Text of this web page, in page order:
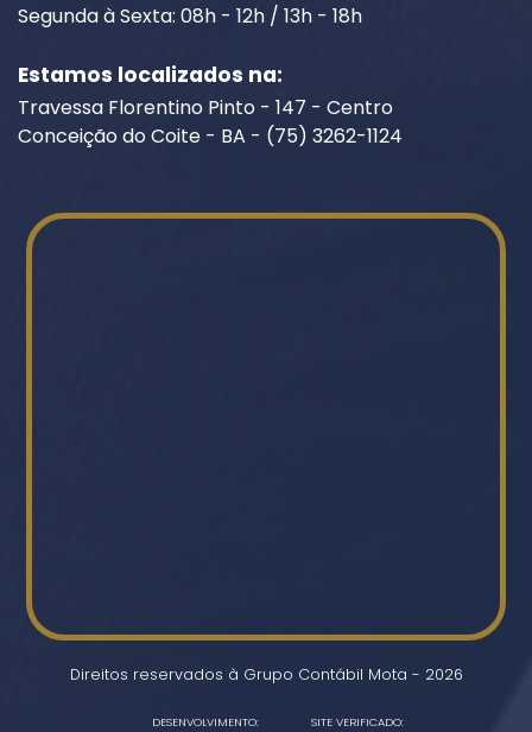
Segunda à Sexta: 08h - 12h / 13h - 18h
Estamos localizados na:
Travessa Florentino Pinto - 147 - Centro
Conceição do Coite - BA - (75) 3262-1124
Direitos reservados à Grupo Contábil Mota - 2026
DESENVOLVIMENTO: SITE VERIFICADO: